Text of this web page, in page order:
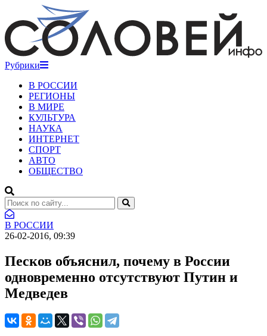
Рубрики
В РОССИИ
РЕГИОНЫ
В МИРЕ
КУЛЬТУРА
НАУКА
ИНТЕРНЕТ
СПОРТ
АВТО
ОБЩЕСТВО
В РОССИИ
26-02-2016, 09:39
Песков объяснил, почему в России
одновременно отсутствуют Путин и
Медведев